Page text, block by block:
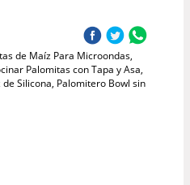
de Maíz Para Microondas,
Palomitas con Tapa y Asa,
Silicona, Palomitero Bowl sin